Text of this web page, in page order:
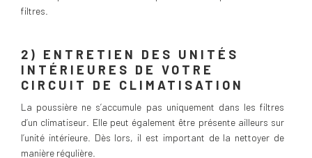
filtres.
2) ENTRETIEN DES UNITÉS
INTÉRIEURES DE VOTRE
CIRCUIT DE CLIMATISATION
La poussière ne s’accumule pas uniquement dans les filtres
d’un climatiseur. Elle peut également être présente ailleurs sur
l’unité intérieure. Dès lors, il est important de la nettoyer de
manière régulière.